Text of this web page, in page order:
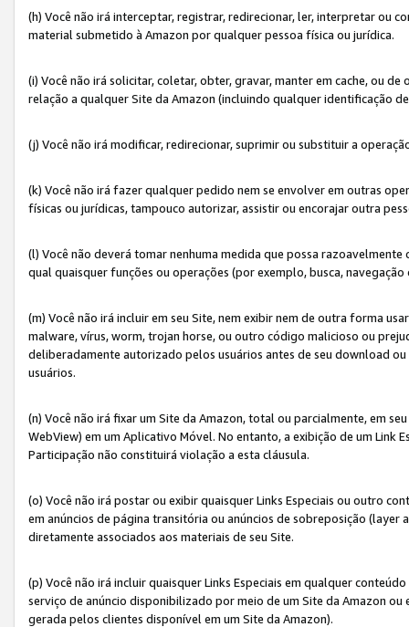
(h) Você não irá interceptar, registrar, redirecionar, ler, interpretar
material submetido à Amazon por qualquer pessoa física ou jurídica.
(i) Você não irá solicitar, coletar, obter, gravar, manter em cache, ou
relação a qualquer Site da Amazon (incluindo qualquer identificação
(j) Você não irá modificar, redirecionar, suprimir ou substituir a
(k) Você não irá fazer qualquer pedido nem se envolver em outras
físicas ou jurídicas, tampouco autorizar, assistir ou encorajar outra
(l) Você não deverá tomar nenhuma medida que possa
qual quaisquer funções ou operações (por exemplo, busca,
(m) Você não irá incluir em seu Site, nem exibir nem de outra forma
malware, vírus, worm, trojan horse, ou outro código malicioso ou
deliberadamente autorizado pelos usuários antes de seu download
usuários.
(n) Você não irá fixar um Site da Amazon, total ou parcialmente, em
WebView) em um Aplicativo Móvel. No entanto, a exibição de um Link
Participação não constituirá violação a esta cláusula.
(o) Você não irá postar ou exibir quaisquer Links Especiais ou outro
em anúncios de página transitória ou anúncios de sobreposição
diretamente associados aos materiais de seu Site.
(p) Você não irá incluir quaisquer Links Especiais em qualquer
serviço de anúncio disponibilizado por meio de um Site da Amazon
gerada pelos clientes disponível em um Site da Amazon).